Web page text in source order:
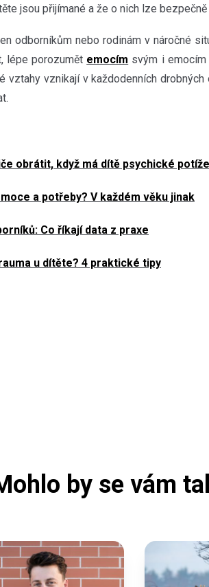
jsou přijímané a že o nich lze bezpečně
odborníkům nebo rodinám v náročné
lépe porozumět emocím svým i
vztahy vznikají v každodenních
obrátit, když má dítě psychické potíže
a potřeby? V každém věku jinak
Co říkají data z praxe
u dítěte? 4 praktické tipy
by se vám